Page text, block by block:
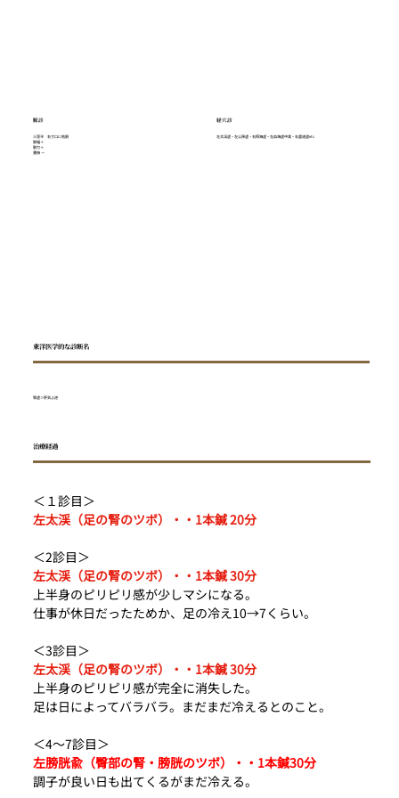
脈診
三至半 右寸口に枯脈
脈幅＋
脈力＋
重按 ー
経穴診
左太渓虚・左公孫虚・右照海虚・左血海虚中実・右霊道虚etc
東洋医学的な診断名
腎虚＞肝気上逆
治療経過
＜１診目＞
左太渓（足の腎のツボ）・・1本鍼 20分
＜2診目＞
左太渓（足の腎のツボ）・・1本鍼 30分
上半身のピリピリ感が少しマシになる。
仕事が休日だったためか、足の冷え10→7くらい。
＜3診目＞
左太渓（足の腎のツボ）・・1本鍼 30分
上半身のピリピリ感が完全に消失した。
足は日によってバラバラ。まだまだ冷えるとのこと。
＜4〜7診目＞
左膀胱兪（臀部の腎・膀胱のツボ）・・1本鍼30分
調子が良い日も出てくるがまだ冷える。